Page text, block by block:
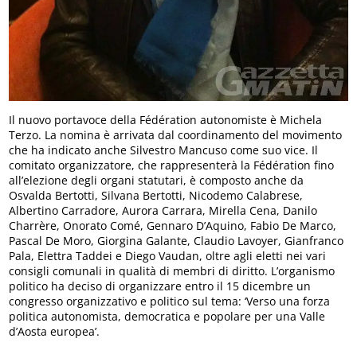
Il nuovo portavoce della Fédération autonomiste è Michela
Terzo. La nomina è arrivata dal coordinamento del movimento
che ha indicato anche Silvestro Mancuso come suo vice. Il
comitato organizzatore, che rappresenterà la Fédération fino
all’elezione degli organi statutari, è composto anche da
Osvalda Bertotti, Silvana Bertotti, Nicodemo Calabrese,
Albertino Carradore, Aurora Carrara, Mirella Cena, Danilo
Charrère, Onorato Comé, Gennaro D’Aquino, Fabio De Marco,
Pascal De Moro, Giorgina Galante, Claudio Lavoyer, Gianfranco
Pala, Elettra Taddei e Diego Vaudan, oltre agli eletti nei vari
consigli comunali in qualità di membri di diritto. L’organismo
politico ha deciso di organizzare entro il 15 dicembre un
congresso organizzativo e politico sul tema: ‘Verso una forza
politica autonomista, democratica e popolare per una Valle
d’Aosta europea’.